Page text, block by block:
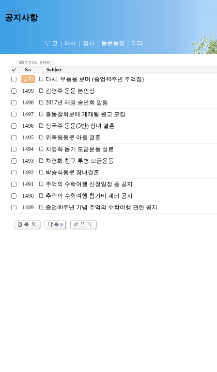
notice
공지사항
부 고 애사 경사 동문동정 기타
다시, 무등을 보며 (졸업40주년 추억집)
1499 김영주 동문 본인상
1498 2017년 재경 송년회 알림
1497 총동창회보에 게재될 원고 모집
1496 정국주 동문(5반) 장녀 결혼
1495 위옥량동문 아들 결혼
1494 차영화 돕기 모금운동 성료
1493 차영화 친구 투병 모금운동
1492 박승식동문 장녀결혼
1491 추억의 수학여행 신청일정 등 공지
1490 추억의 수학여행 참가비 계좌 공지
1489 졸업40주년 기념 추억의 수학여행 관련 공지